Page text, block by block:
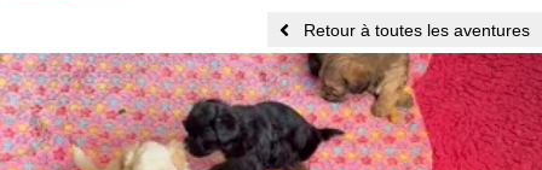
Retour à toutes les aventures